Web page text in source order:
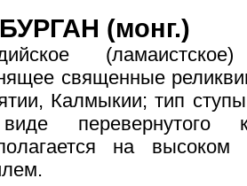
(монг.)
священные
Калмыкии; тип
перевернутого
на высоком